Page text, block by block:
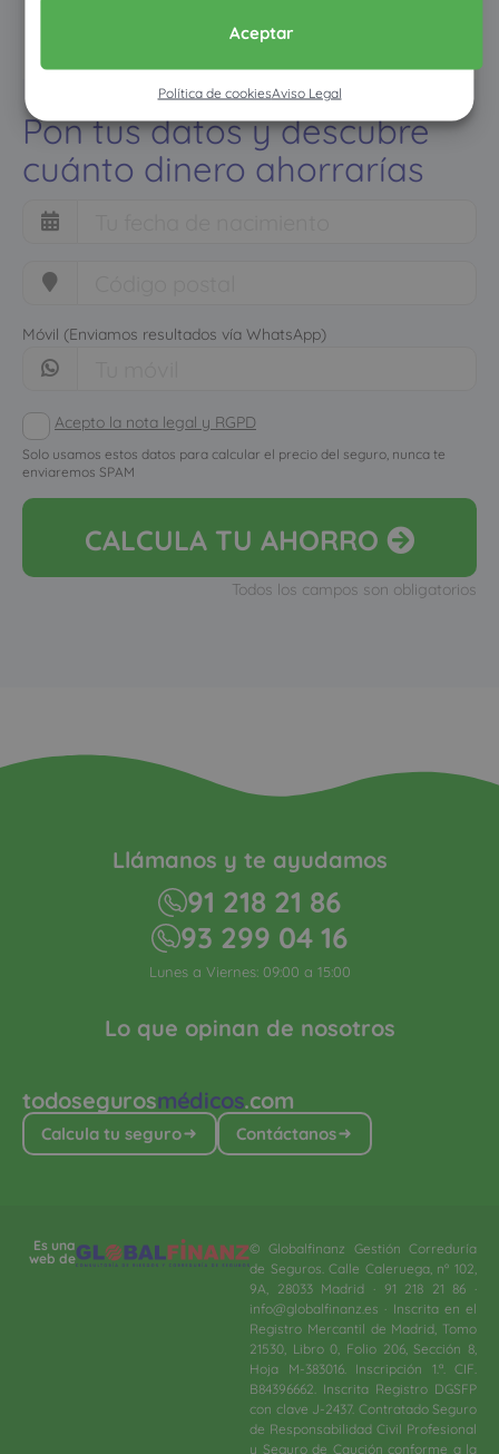
Aceptar
Política de cookiesAviso Legal
Pon tus datos y descubre
cuánto dinero ahorrarías
Móvil (Enviamos resultados vía WhatsApp)
Acepto la nota legal y RGPD
Solo usamos estos datos para calcular el precio del seguro, nunca te
enviaremos SPAM
CALCULA TU AHORRO
Todos los campos son obligatorios
todosegurosmédicos.com
Calcula tu seguro Contáctanos
Lo que opinan de nosotros
Llámanos y te ayudamos
91 218 21 86
93 299 04 16
Lunes a Viernes: 09:00 a 15:00
Es una
web de
© Globalfinanz Gestión Correduría
de Seguros. Calle Caleruega, nº 102,
9A, 28033 Madrid · 91 218 21 86 ·
info@globalfinanz.es · Inscrita en el
Registro Mercantil de Madrid, Tomo
21530, Libro 0, Folio 206, Sección 8,
Hoja M-383016. Inscripción 1.ª. CIF.
B84396662. Inscrita Registro DGSFP
con clave J-2437. Contratado Seguro
de Responsabilidad Civil Profesional
y Seguro de Caución conforme a la